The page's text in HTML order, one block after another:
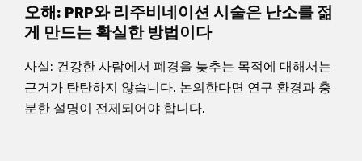
오해: PRP와 리주비네이션 시술은 난소를 젊
게 만드는 확실한 방법이다
사실: 건강한 사람에서 폐경을 늦추는 목적에 대해서는
근거가 탄탄하지 않습니다. 논의한다면 연구 환경과 충
분한 설명이 전제되어야 합니다.